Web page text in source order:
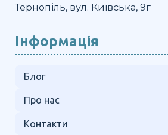
Тернопіль, вул. Київська, 9г
Інформація
Блог
Про нас
Контакти